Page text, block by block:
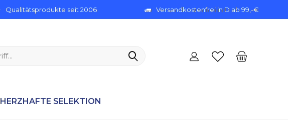
Qualitätsprodukte seit 2006 Versandkostenfrei in D ab 99,-€
HERZHAFTE SELEKTION